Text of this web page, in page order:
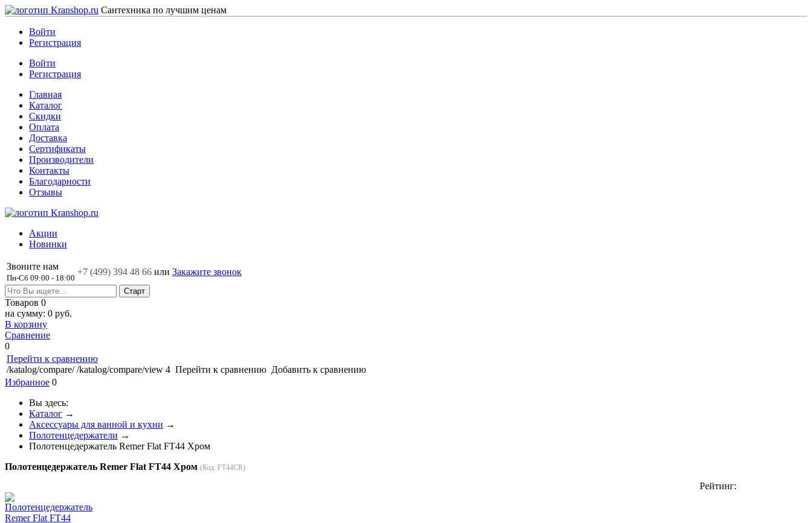
Сантехника по лучшим ценам
Войти
Регистрация
Войти
Регистрация
Главная
Каталог
Скидки
Оплата
Доставка
Сертификаты
Производители
Контакты
Благодарности
Отзывы
Акции
Новинки
Звоните нам
Пн-Сб 09:00 - 18:00
+7 (499) 394 48 66 или Закажите звонок
Товаров 0
на сумму: 0 руб.
В корзину
Сравнение
0
Перейти к сравнению
/katalog/compare/ /katalog/compare/view 4 Перейти к сравнению Добавить к сравнению
Избранное 0
Вы здесь:
Каталог →
Аксессуары для ванной и кухни →
Полотенцедержатели →
Полотенцедержатель Remer Flat FT44 Хром
Полотенцедержатель Remer Flat FT44 Хром (Код: FT44CR)
Рейтинг: